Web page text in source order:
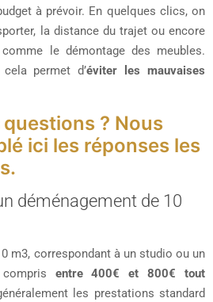
à prévoir. En quelques clics, on
la distance du trajet ou encore
le démontage des meubles.
permet d’éviter les mauvaises
? Nous
ici les réponses les
déménagement de 10
m3, correspondant à un studio ou un
entre 400€ et 800€ tout
les prestations standard